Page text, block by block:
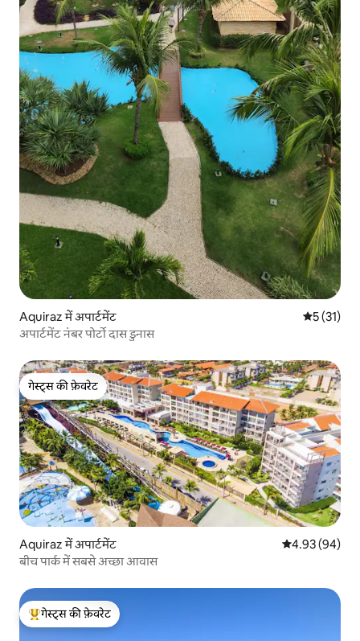
Aquiraz में अपार्टमेंट औसत रेटिंग
5 (31)
अपार्टमेंट नंबर पोर्टो दास डुनास
गेस्ट्स की फ़ेवरेट
गेस्ट्स की फ़ेवरेट
Aquiraz में अपार्टमेंट औसत रेटिंग 5 में
4.93 (94)
बीच पार्क में सबसे अच्छा आवास
गेस्ट्स का टॉप फ़ेवरेट
गेस्ट्स की फ़ेवरेट